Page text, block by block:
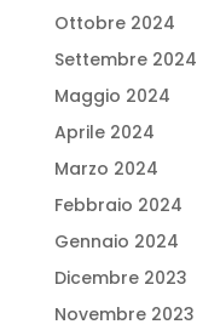
Ottobre 2024
Settembre 2024
Maggio 2024
Aprile 2024
Marzo 2024
Febbraio 2024
Gennaio 2024
Dicembre 2023
Novembre 2023